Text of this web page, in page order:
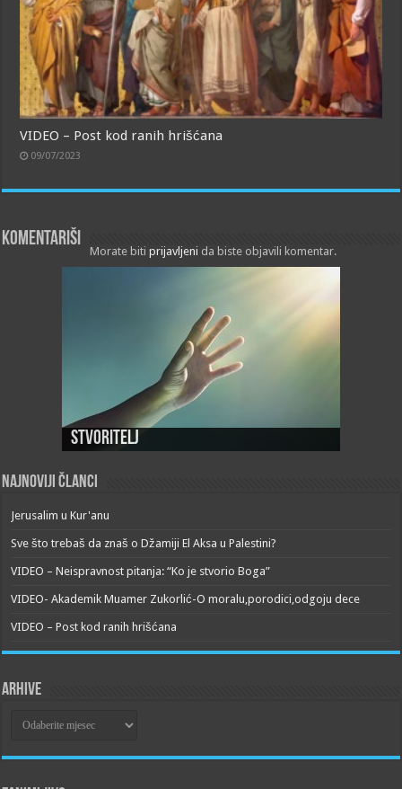
VIDEO – Post kod ranih hrišćana
09/07/2023
Komentariši
Morate bitiprijavljeni da biste objavili komentar.
Stvoritelj
Najnoviji članci
Jerusalim u Kur'anu
Sve što trebaš da znaš o Džamiji El Aksa u Palestini?
VIDEO – Neispravnost pitanja: “Ko je stvorio Boga”
VIDEO- Akademik Muamer Zukorlić-O moralu,porodici,odgoju dece
VIDEO – Post kod ranih hrišćana
Arhive